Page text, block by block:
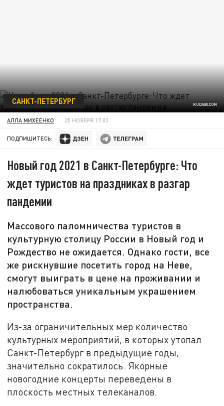
KUDAGO.COM
САНКТ-ПЕТЕРБУРГ
АЛЛА МИХЕЕНКО 25 НОЯБРЯ 17:03
ПОДПИШИТЕСЬ:
Новый год 2021 в Санкт-Петербурге: Что
ждет туристов на праздниках в разгар
пандемии
Массового паломничества туристов в
культурную столицу России в Новый год и
Рождество не ожидается. Однако гости, все
же рискнувшие посетить город на Неве,
смогут выиграть в цене на проживании и
налюбоваться уникальным украшением
пространства.
Из-за ограничительных мер количество
культурных мероприятий, в которых утопал
Санкт-Петербург в предыдущие годы,
значительно сократилось. Якорные
новогодние концерты переведены в
плоскость местных телеканалов.